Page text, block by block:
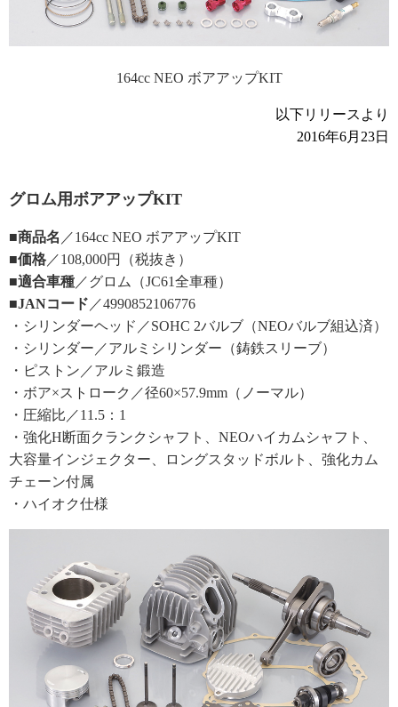
164cc NEO ボアアップKIT
以下リリースより
2016年6月23日
グロム用ボアアップKIT
■商品名 ／164cc NEO ボアアップKIT
■価格 ／108,000円（税抜き）
■適合車種 ／グロム（JC61全車種）
■JANコード ／4990852106776
・シリンダーヘッド／SOHC 2バルブ（NEOバルブ組込済）
・シリンダー／アルミシリンダー（鋳鉄スリーブ）
・ピストン／アルミ鍛造
・ボア×ストローク／径60×57.9mm（ノーマル）
・圧縮比／11.5：1
・強化H断面クランクシャフト、NEOハイカムシャフト、
大容量インジェクター、ロングスタッドボルト、強化カム
チェーン付属
・ハイオク仕様